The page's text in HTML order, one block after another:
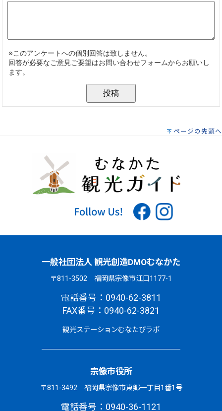
ページの先頭へ
一般社団法人 観光創造DMOむなかた
〒811-3502 福岡県宗像市江口1177-1
電話番号：0940-62-3811
FAX番号：0940-62-3821
観光ステーションむなたびラボ
宗像市役所
〒811-3492 福岡県宗像市東郷一丁目1番1号
電話番号：0940-36-1121